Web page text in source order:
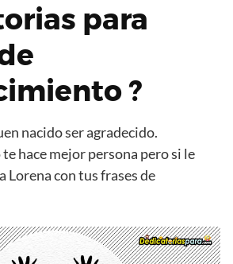
para
?
nacido ser agradecido.
hace mejor persona pero si le
Lorena con tus frases de